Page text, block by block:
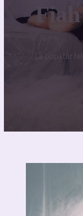
La popstar